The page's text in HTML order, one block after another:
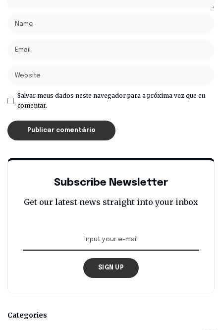
Salvar meus dados neste navegador para a próxima vez que eu
comentar.
Subscribe Newsletter
Get our latest news straight into your inbox
SIGN UP
Categories